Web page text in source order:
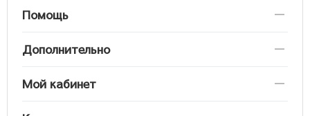
Помощь
Дополнительно
Мой кабинет